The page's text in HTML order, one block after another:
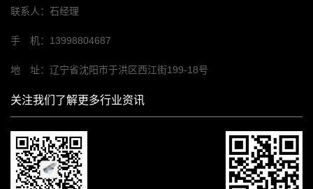
联系人：石经理
手 机：13998804687
地 址：辽宁省沈阳市于洪区西江街199-18号
关注我们了解更多行业资讯